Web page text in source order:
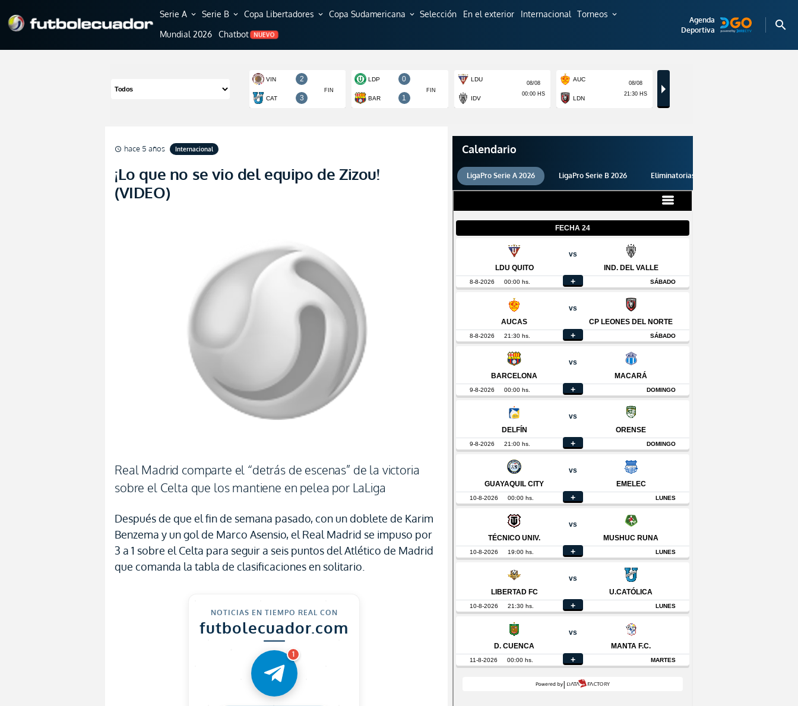
Serie A expand_more Serie B expand_more Copa Libertadores expand_more Copa Sudamericana expand_more Selección En el exterior Internacional Torneos expand_more
Mundial 2026 Chatbot NUEVO
Agenda
Deportiva
search
schedule hace 5 años Internacional
¡Lo que no se vio del equipo de Zizou!
(VIDEO)
Real Madrid comparte el “detrás de escenas” de la victoria
sobre el Celta que los mantiene en pelea por LaLiga
Después de que el fin de semana pasado, con un doblete de Karim
Benzema y un gol de Marco Asensio, el Real Madrid se impuso por
3 a 1 sobre el Celta para seguir a seis puntos del Atlético de Madrid
que comanda la tabla de clasificaciones en solitario.
NOTICIAS EN TIEMPO REAL CON
futbolecuador.com
1
Calendario
LigaPro Serie A 2026 LigaPro Serie B 2026 Eliminatorias 2026